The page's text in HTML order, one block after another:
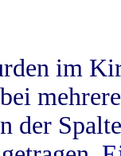
im
der